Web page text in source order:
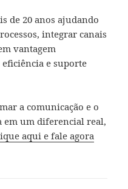
de 20 anos ajudando
integrar canais
vantagem
e suporte
a comunicação e o
em um diferencial real,
aqui e fale agora